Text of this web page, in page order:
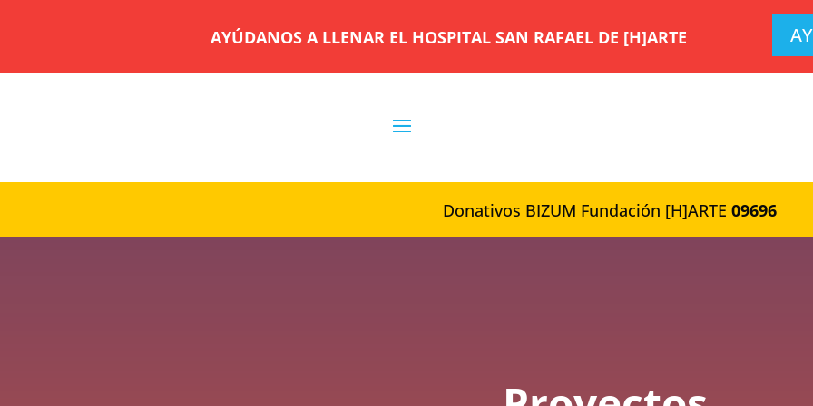
AYÚDANOS A LLENAR EL HOSPITAL SAN RAFAEL DE [H]ARTE
Donativos BIZUM Fundación [H]ARTE09696